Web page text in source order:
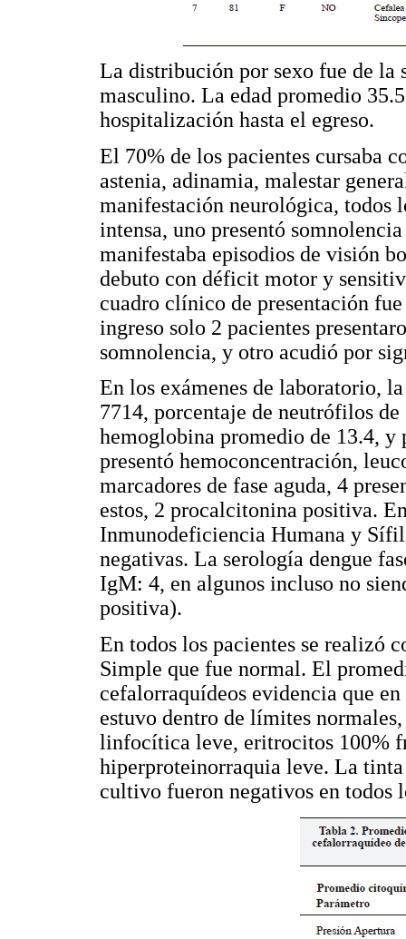
La distribución por sexo fue de la
masculino. La edad promedio
hospitalización hasta el egreso.
El 70% de los pacientes cursaba
astenia, adinamia, malestar
manifestación neurológica, todos
intensa, uno presentó
manifestaba episodios de visión
debuto con déficit motor y
cuadro clínico de presentación
ingreso solo 2 pacientes
somnolencia, y otro acudió por
En los exámenes de laboratorio,
7714, porcentaje de neutrófilos
hemoglobina promedio de 13.4, y
presentó hemoconcentración,
marcadores de fase aguda, 4
estos, 2 procalcitonina positiva.
Inmunodeficiencia Humana y
negativas. La serología dengue
IgM: 4, en algunos incluso no
positiva).
En todos los pacientes se realizó
Simple que fue normal. El
cefalorraquídeos evidencia que
estuvo dentro de límites
linfocítica leve, eritrocitos 100%
hiperproteinorraquia leve. La
cultivo fueron negativos en todos